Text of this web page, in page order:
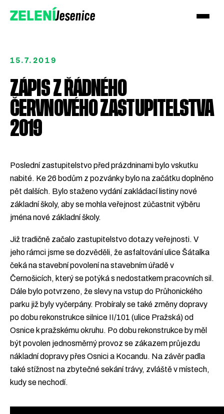
ZELENÍJesenice
Přidejte se k Zeleným!
Podpořte nás darem
15.7.2019
ZÁPIS Z ŘÁDNÉHO
ČERVNOVÉHO ZASTUPITELSTVA
2019
Poslední zastupitelstvo před prázdninami bylo vskutku
nabité. Ke 26 bodům z pozvánky bylo na začátku doplněno
pět dalších. Bylo staženo vydání zakládací listiny nové
základní školy, aby se mohla veřejnost zúčastnit výběru
jména nové základní školy.
Již tradičně začalo zastupitelstvo dotazy veřejnosti. V
jeho rámci jsme se dozvěděli, že asfaltování ulice Šátalka
čeká na stavební povolení na stavebním úřadě v
Černošicích, který se potýká s nedostatkem pracovních sil.
Dále bylo potvrzeno, že slevy na vstup do Průhonického
parku již byly vyčerpány. Probíraly se také změny dopravy
po dobu rekonstrukce silnice II/101 (ulice Pražská) od
Osnice k pražskému okruhu. Po dobu rekonstrukce by měl
být povolen jednosměrný provoz se zákazem průjezdu
nákladní dopravy přes Osnici a Kocandu. Na závěr padla
také stížnost na zbytečné sekání trávy, zvláště v místech,
kudy se nechodí.